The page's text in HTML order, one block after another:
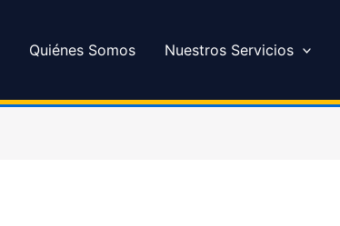
Quiénes Somos Nuestros Servicios